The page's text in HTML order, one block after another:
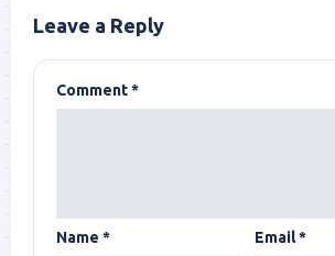
Leave a Reply
Comment*
Name * Email*